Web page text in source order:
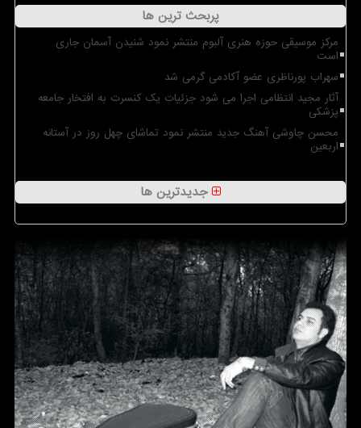
پربحث ترین ها
مرکز موسیقی حوزه هنری آلبوم منتشر نمود شنیدن آسمان جاری
است
سهراب پورناظری عضو آکادمی گرمی شد
آثار مجید انتظامی اجرا می شود جزئیات یک کنسرت به افتخار جامعه
پزشکی
محسن چاوشی آهنگ جدید منتشر نمود تماشای چهل روز در آستانه
اربعین
جدیدترین ها